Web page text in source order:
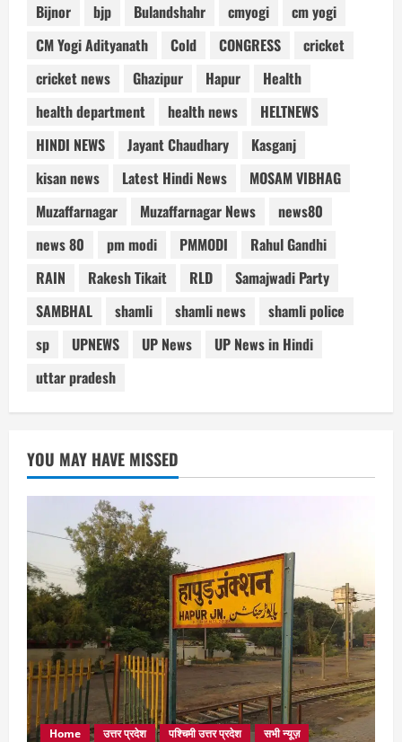
Bijnor
bjp Bulandshahr cmyogi
cm yogi
CM Yogi Adityanath
Cold CONGRESS
cricket
cricket news
Ghazipur Hapur
Health
health department
health news
HELTNEWS
HINDI NEWS
Jayant Chaudhary
Kasganj
kisan news
Latest Hindi News
MOSAM VIBHAG
Muzaffarnagar
Muzaffarnagar News
news80
news 80
pm modi PMMODI
Rahul Gandhi
RAIN
Rakesh Tikait RLD
Samajwadi Party
SAMBHAL
shamli shamli news
shamli police
sp
UPNEWS UP News
UP News in Hindi
uttar pradesh
YOU MAY HAVE MISSED
Home उत्तर प्रदेश पश्चिमी उत्तर प्रदेश सभी न्यूज़